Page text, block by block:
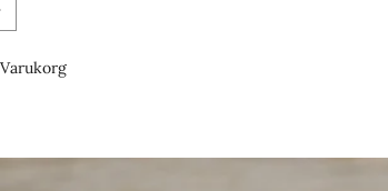
Varukorg